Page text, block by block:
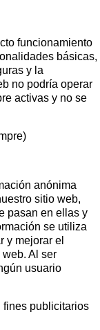
funcionamiento
básicas,
y la
no podría operar
activas y no se
anónima
sitio web,
pasan en ellas y
se utiliza
y mejorar el
Al ser
usuario
fines publicitarios